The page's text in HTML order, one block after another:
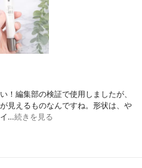
！編集部の検証で使用しましたが、
見えるものなんですね。形状は、や
…続きを見る